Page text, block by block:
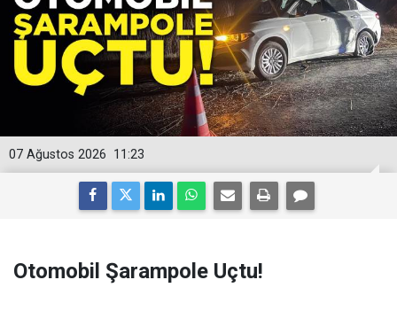
11:23
07 Ağustos 2026
Otomobil Şarampole Uçtu!